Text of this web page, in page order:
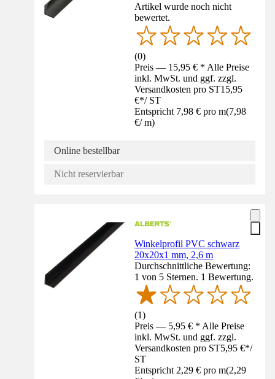
Artikel wurde noch nicht
bewertet.
(0)
Preis — 15,95 € * Alle Preise
inkl. MwSt. und ggf. zzgl.
Versandkosten pro ST15,95
€*/ ST
Entspricht 7,98 € pro m(7,98
€/ m)
Online bestellbar
Nicht reservierbar
Winkelprofil PVC schwarz
20x20x1 mm, 2,6 m
Durchschnittliche Bewertung:
1 von 5 Sternen. 1 Bewertung.
(1)
Preis — 5,95 € * Alle Preise
inkl. MwSt. und ggf. zzgl.
Versandkosten pro ST5,95 €*/
ST
Entspricht 2,29 € pro m(2,29